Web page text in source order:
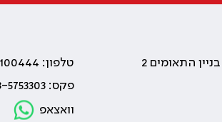
טלפון: 03-6100444
פקס: 03-5753303
וואצאפ